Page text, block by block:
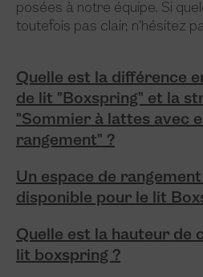
posées à notre équipe. Si
toutefois pas clair, n'hésitez
Quelle est la différence
de lit "Boxspring" et la
"Sommier à lattes avec
rangement" ?
Un espace de
disponible pour le lit
Quelle est la hauteur de
lit boxspring ?